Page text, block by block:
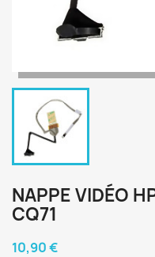
NAPPE VIDÉO
CQ71
10,90 €